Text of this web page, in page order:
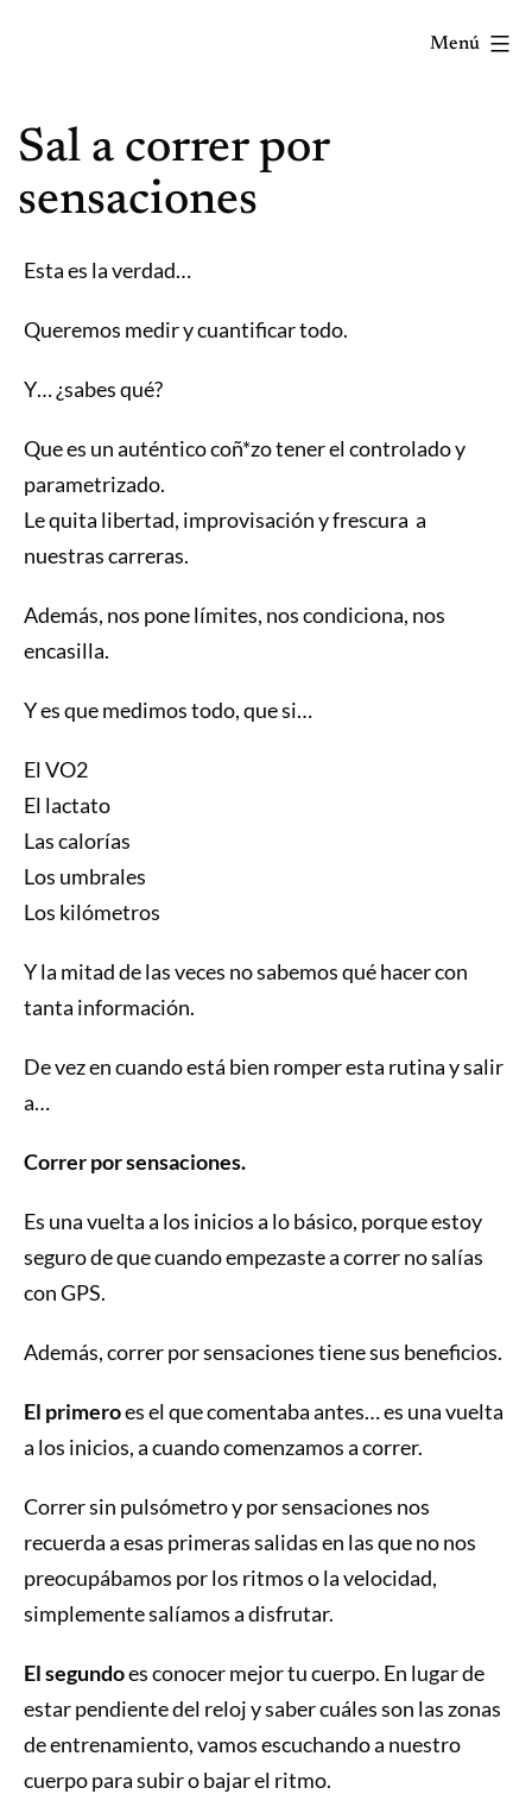
mola...
lo
Menú
Sal a correr por
sensaciones
Esta es la verdad…
Queremos medir y cuantificar todo.
Y… ¿sabes qué?
Que es un auténtico coñ*zo tener el controlado y
parametrizado.
Le quita libertad, improvisación y frescura a
nuestras carreras.
Además, nos pone límites, nos condiciona, nos
encasilla.
Y es que medimos todo, que si…
El VO2
El lactato
Las calorías
Los umbrales
Los kilómetros
Y la mitad de las veces no sabemos qué hacer con
tanta información.
De vez en cuando está bien romper esta rutina y salir
a…
Correr por sensaciones.
Es una vuelta a los inicios a lo básico, porque estoy
seguro de que cuando empezaste a correr no salías
con GPS.
Además, correr por sensaciones tiene sus beneficios.
El primeroes el que comentaba antes… es una vuelta
a los inicios, a cuando comenzamos a correr.
Correr sin pulsómetro y por sensaciones nos
recuerda a esas primeras salidas en las que no nos
preocupábamos por los ritmos o la velocidad,
simplemente salíamos a disfrutar.
El segundoes conocer mejor tu cuerpo. En lugar de
estar pendiente del reloj y saber cuáles son las zonas
de entrenamiento, vamos escuchando a nuestro
cuerpo para subir o bajar el ritmo.